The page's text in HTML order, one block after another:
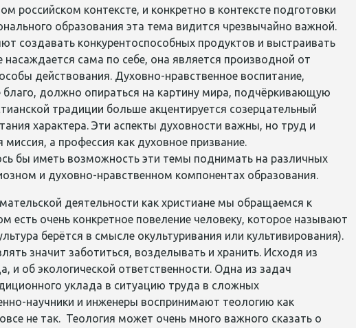
российском контексте, и конкретно в контексте подготовки
образования эта тема видится чрезвычайно важной.
создавать конкурентоспособных продуктов и выстраивать
сама по себе, она является производной от
действования. Духовно-нравственное воспитание,
должно опираться на картину мира, подчёркивающую
традиции больше акцентируется созерцательный
характера. Эти аспекты духовности важны, но труд и
а профессия как духовное призвание.
бы иметь возможность эти темы поднимать на различных
и духовно-нравственном компонентах образования.
деятельности как христиане мы обращаемся к
очень конкретное повеление человеку, которое называют
берётся в смысле окультуривания или культивирования).
значит заботиться, возделывать и хранить. Исходя из
и об экологической ответственности. Одна из задач
уклада в ситуацию труда в сложных
научники и инженеры воспринимают теологию как
не так. Теология может очень много важного сказать о